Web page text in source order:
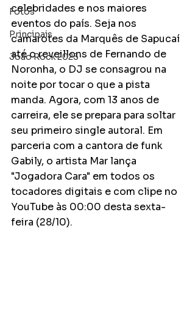
Fotos
Principais
João Rock 2025
celebridades e nos maiores
eventos do país. Seja nos
camarotes da Marquês de Sapucaí
até o reveillons de Fernando de
Noronha, o DJ se consagrou na
noite por tocar o que a pista
manda. Agora, com 13 anos de
carreira, ele se prepara para soltar
seu primeiro single autoral. Em
parceria com a cantora de funk
Gabily, o artista Mar lança
"Jogadora Cara" em todos os
tocadores digitais e com clipe no
YouTube às 00:00 desta sexta-
feira (28/10).